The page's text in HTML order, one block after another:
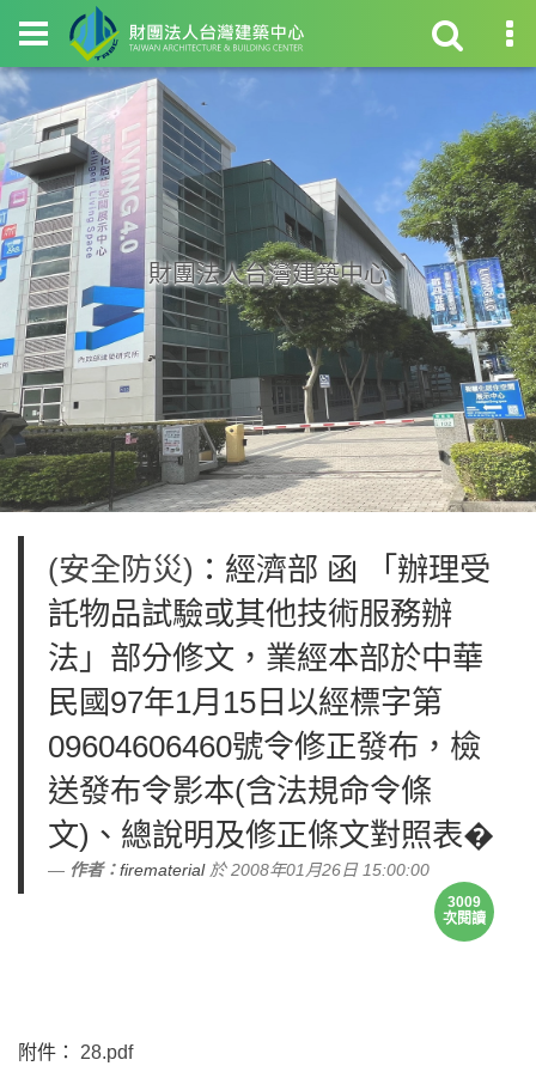
財團法人台灣建築中心
財團法人台灣建築中心
(安全防災) ：經濟部 函 「辦理受
託物品試驗或其他技術服務辦
法」部分修文，業經本部於中華
民國97年1月15日以經標字第
09604606460號令修正發布，檢
送發布令影本(含法規命令條
文)、總說明及修正條文對照表�
作者：firematerial於 2008年01月26日 15:00:00
3009
次閱讀
附件： 28.pdf